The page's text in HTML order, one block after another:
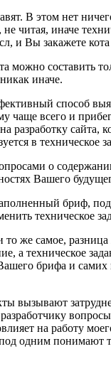
В этом нет
читая, иначе
и Вы закажете
можно составить
иначе.
способ
чаще всего и
разработку сайта,
в техническое
о
Вашего
бриф,
техническое
то же самое,
а техническое
брифа и самих
вызывают
разработчику
на работу
одним понимают